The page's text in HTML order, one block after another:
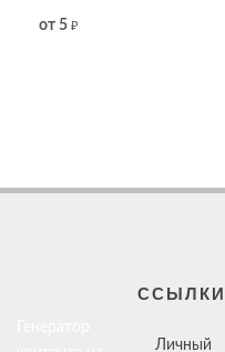
от 5 ₽
ССЫЛКИ
Личный